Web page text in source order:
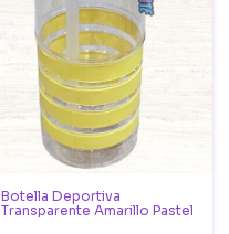
Botella Deportiva
Transparente Amarillo Pastel